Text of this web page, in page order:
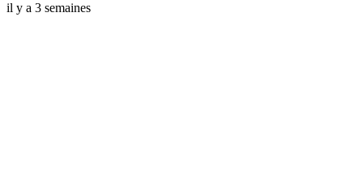
il y a 3 semaines